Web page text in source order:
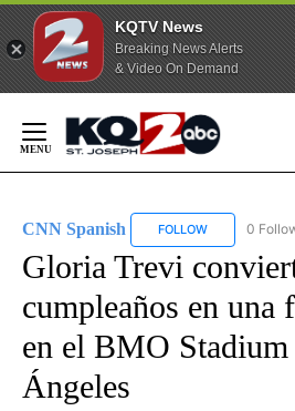
KQTV News
Breaking News Alerts
& Video On Demand
Content
CNN Spanish FOLLOW FOLLOW
0
Gloria Trevi
cumpleaños en una
en el BMO Stadium
Ángeles